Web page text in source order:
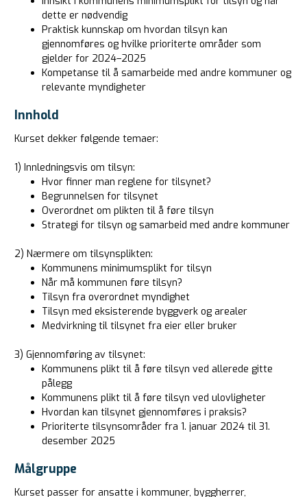
dette er nødvendig
Praktisk kunnskap om hvordan tilsyn kan
gjennomføres og hvilke prioriterte områder som
gjelder for 2024–2025
Kompetanse til å samarbeide med andre kommuner og
relevante myndigheter
Innhold
Kurset dekker følgende temaer:
1) Innledningsvis om tilsyn:
Hvor finner man reglene for tilsynet?
Begrunnelsen for tilsynet
Overordnet om plikten til å føre tilsyn
Strategi for tilsyn og samarbeid med andre kommuner
2) Nærmere om tilsynsplikten:
Kommunens minimumsplikt for tilsyn
Når må kommunen føre tilsyn?
Tilsyn fra overordnet myndighet
Tilsyn med eksisterende byggverk og arealer
Medvirkning til tilsynet fra eier eller bruker
3) Gjennomføring av tilsynet:
Kommunens plikt til å føre tilsyn ved allerede gitte
pålegg
Kommunens plikt til å føre tilsyn ved ulovligheter
Hvordan kan tilsynet gjennomføres i praksis?
Prioriterte tilsynsområder fra 1. januar 2024 til 31.
desember 2025
Målgruppe
Kurset passer for ansatte i kommuner, byggherrer,